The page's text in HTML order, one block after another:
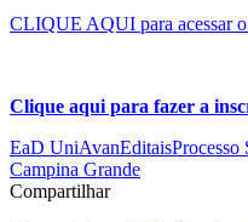
CLIQUE AQUI para acessar
Clique aqui para fazer a
EaD UniAvanEditaisProcesso
Campina Grande
Compartilhar